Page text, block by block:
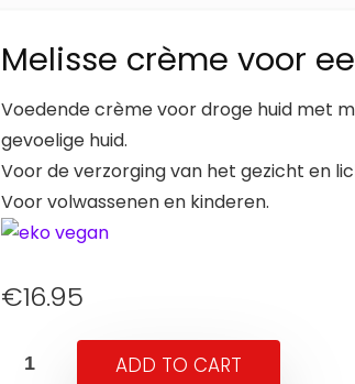
Melisse crème voor
Voedende crème voor droge huid met
gevoelige huid.
Voor de verzorging van het gezicht en
Voor volwassenen en kinderen.
€16.95
ADD TO CART